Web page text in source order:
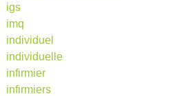
igs
imq
individuel
individuelle
infirmier
infirmiers